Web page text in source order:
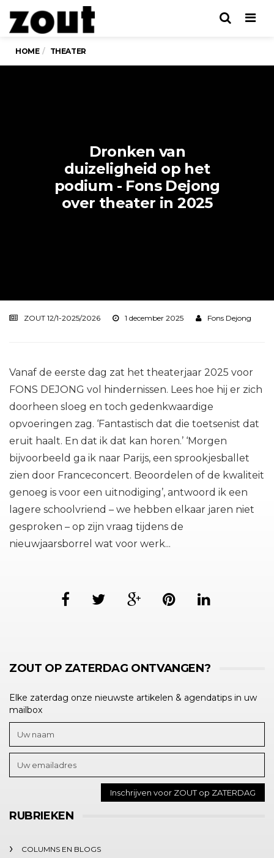
HOME THEATER
Dronken van
duizeligheid op het
podium - Fons Dejong
over theater in 2025
ZOUT 12/1-2025/2026 1 december 2025 Fons Dejong
Vanaf de eerste dag zat het theaterjaar 2025 voor
FONS DEJONG vol hindernissen. Lees hoe hij er zich
doorheen sloeg en toch gedenkwaardige
opvoeringen zag. ‘Fantastisch dat die toetsenist dat
eruit haalt. En dat ik dat kan horen.’ ‘Morgen
bijvoorbeeld ga ik naar Parijs, een sprookjesballet
zien door Franceconcert. Beoordelen of de kwaliteit
genoeg is voor een uitnodiging’, antwoord ik een
lagere schoolvriend – we hebben elkaar jaren niet
gesproken – op zijn vraag tijdens de
nieuwjaarsborrel wat voor werk...
ZOUT OP ZATERDAG ONTVANGEN?
Elke zaterdag onze nieuwste artikelen & agendatips in uw
mailbox
RUBRIEKEN
COLUMNS EN BLOGS